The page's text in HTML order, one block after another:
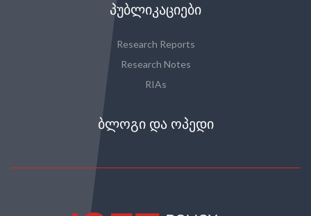
ᲞᲣᲑᲚᲘᲙᲐᲪᲘᲔᲑᲘ
Research Reports
Research Notes
RIAs
ᲑᲚᲝᲒᲘ ᲓᲐ ᲝᲞᲔᲓᲘ